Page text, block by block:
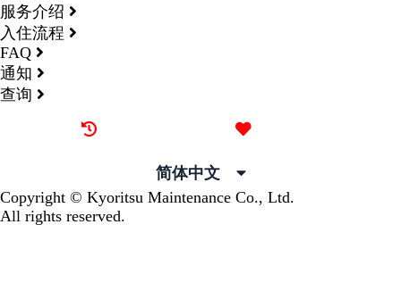
服务介绍
入住流程
FAQ
通知
查询
简体中文
Copyright © Kyoritsu Maintenance Co., Ltd.
All rights reserved.